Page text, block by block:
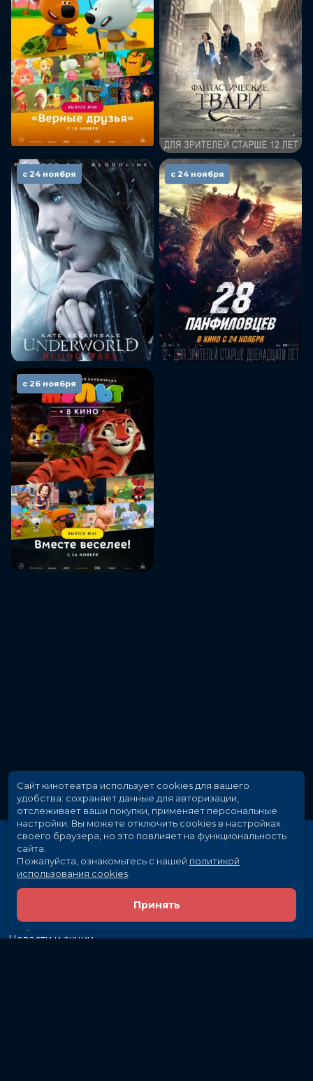
с 24 ноября с 24 ноября
с 26 ноября
Скоро в кино
Новости и акции
Сайт кинотеатра использует cookies для вашего
удобства: сохраняет данные для авторизации,
отслеживает ваши покупки, применяет персональные
настройки. Вы можете отключить cookies в настройках
своего браузера, но это повлияет на функциональность
сайта.
Пожалуйста, ознакомьтесь с нашей политикой
использования cookies
Принять